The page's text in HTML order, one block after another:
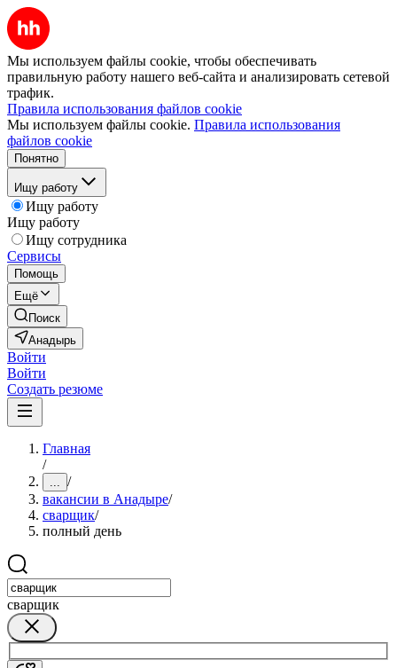
Мы используем файлы cookie, чтобы обеспечивать
правильную работу нашего веб-сайта и анализировать сетевой
трафик.
Правила использования файлов cookie
Мы используем файлы cookie. Правила использования
файлов cookie
Понятно
Ищу работу
Ищу работу
Ищу работу
Ищу сотрудника
Сервисы
Помощь
Ещё
Поиск
Анадырь
Войти
Войти
Создать резюме
Главная
/
... /
вакансии в Анадыре/
сварщик/
полный день
сварщик